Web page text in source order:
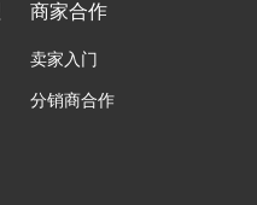
商家合作
卖家入门
分销商合作